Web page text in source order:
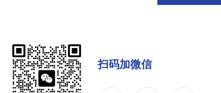
扫码加微信